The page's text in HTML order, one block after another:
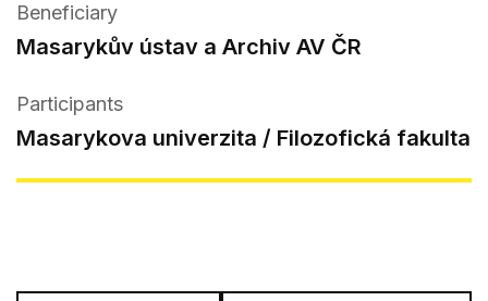
Beneficiary
Masarykův ústav a Archiv AV ČR
Participants
Masarykova univerzita / Filozofická fakulta